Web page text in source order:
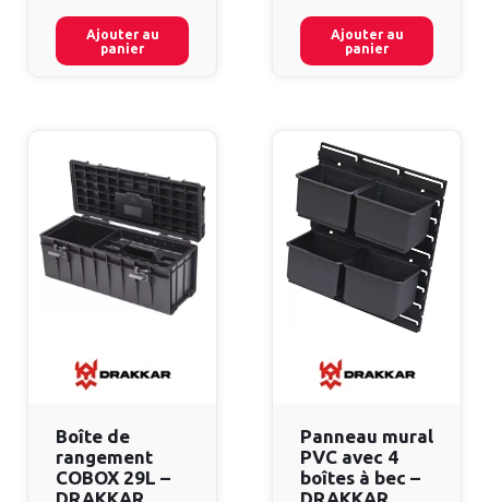
Ajouter au
panier
Ajouter au
panier
Boîte de
rangement
COBOX 29L –
Panneau mural
PVC avec 4
boîtes à bec –